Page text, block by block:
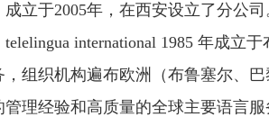
立于2005年，在西安设立了分公
international 1985 年成立
，组织机构遍布欧洲（布鲁塞尔、
理经验和高质量的全球主要语言